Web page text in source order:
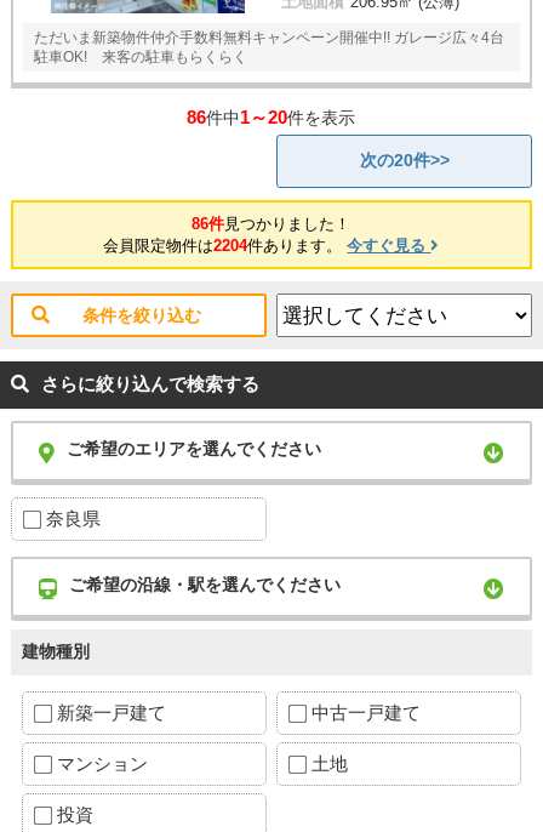
ただいま新築物件仲介手数料無料キャンペーン開催中!! ガレージ広々4台
駐車OK! 来客の駐車もらくらく
86件中1～20件を表示
次の20件>>
86件見つかりました！
会員限定物件は2204件あります。今すぐ見る
条件を絞り込む
さらに絞り込んで検索する
ご希望のエリアを選んでください
奈良県
ご希望の沿線・駅を選んでください
建物種別
新築一戸建て 中古一戸建て
マンション 土地
投資